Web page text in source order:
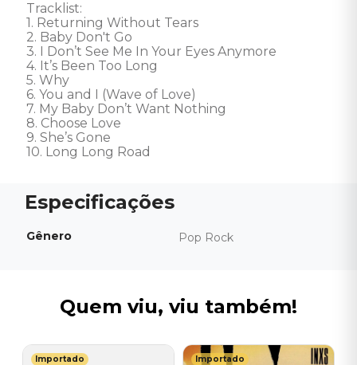
Tracklist:
1. Returning Without Tears
2. Baby Don't Go
3. I Don’t See Me In Your Eyes Anymore
4. It’s Been Too Long
5. Why
6. You and I (Wave of Love)
7. My Baby Don’t Want Nothing
8. Choose Love
9. She’s Gone
10. Long Long Road
Gênero Pop Rock
Quem viu, viu também!
Importado Importado